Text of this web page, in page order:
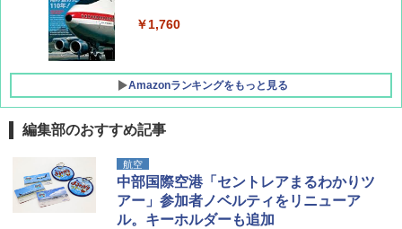
￥1,760
Amazonランキングをもっと見る
D40 地球の歩き方 チェンマイ タイ北部の魅
力的な町 2026～2027 地球の歩き方D アジア
￥2,079
[キャンパーズコレクション 山善] ポップアッ
プテント 傘みたいに広げて畳める パッとサ
ッとサンシェード キューブ フルクローズ メ
ッシュ 簡単設置 ワンタッチテント キャンプ
&ハイキング カーキ PATC-150(KH)
熊撃退スプレー 熊よけスプレー 熊スプレー
【日本企業販売】超強力クマ対策スプレー 30
0ml（連続噴射30秒）110ml（連続噴射15
秒）射程5～10m 安全ロック搭載 携帯収納袋
付き ヒグマ・イノシシ対策 自治体・教育機
編集部のおすすめ記事
航空
中部国際空港「セントレアまるわかりツ
アー」参加者ノベルティをリニューア
ル。キーホルダーも追加